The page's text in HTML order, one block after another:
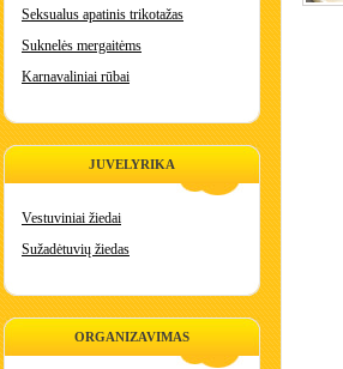
Seksualus apatinis trikotažas
Suknelės mergaitėms
Karnavaliniai rūbai
JUVELYRIKA
Vestuviniai žiedai
Sužadėtuvių žiedas
ORGANIZAVIMAS